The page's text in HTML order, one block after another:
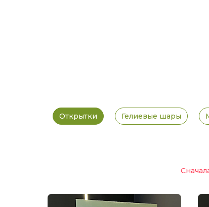
Открытки Гелиевые шары